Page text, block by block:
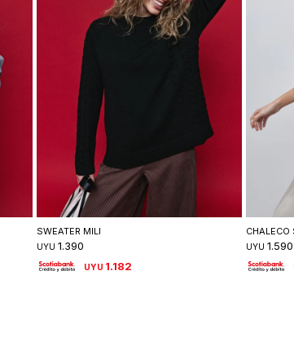
Seleccionar talle
SWEATER MILI
UYU 1.390
UYU 1.182
CHALECO
UYU 1.590